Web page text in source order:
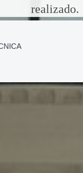
realizado.